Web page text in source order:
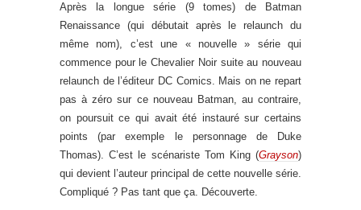
Après la longue série (9 tomes) de Batman
Renaissance (qui débutait après le relaunch du
même nom), c’est une « nouvelle » série qui
commence pour le Chevalier Noir suite au nouveau
relaunch de l’éditeur DC Comics. Mais on ne repart
pas à zéro sur ce nouveau Batman, au contraire,
on poursuit ce qui avait été instauré sur certains
points (par exemple le personnage de Duke
Thomas). C’est le scénariste Tom King (Grayson)
qui devient l’auteur principal de cette nouvelle série.
Compliqué ? Pas tant que ça. Découverte.